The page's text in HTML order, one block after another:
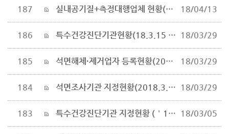
187 실내공기질+측정대행업체 현황(2017.3기준) 18/04/13
186 특수건강진단기관현황(18.3.15 기준) 18/03/29
185 석면해체·제거업자 등록현황(2018.3.26. 기준) 18/03/29
184 석면조사기관 지정현황(2018.3.26.기준) 18/03/29
183 특수건강진단기관 지정현황 (＇18.2.13. 현재) 18/03/05